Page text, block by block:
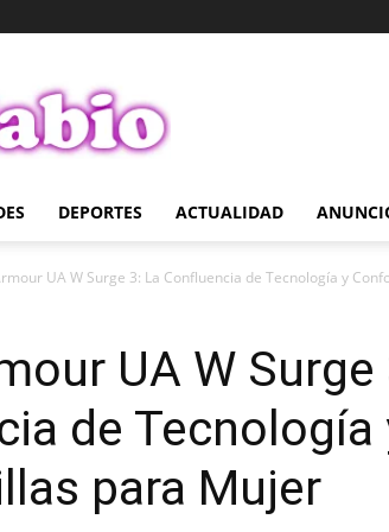
Sabio
DEPORTES ACTUALIDAD
UA W Surge 3: La Confluencia de Tecnología y
UA W Surge
de
para Mujer